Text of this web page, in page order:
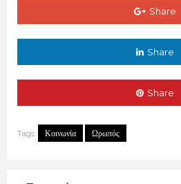
Share
Share
Share
Tags: Κοινωνία Ωρωπός